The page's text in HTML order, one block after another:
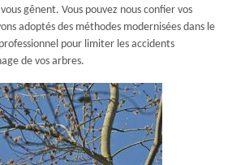
gênent. Vous pouvez nous confier vos
adoptés des méthodes modernisées dans le
pour limiter les accidents
de vos arbres.